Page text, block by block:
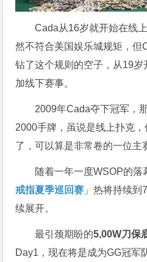
Cada从16岁就开始在线
然不符合美国娱乐城规矩，但
钻了这个规则的空子，从19
加线下赛事。
2009年Cada夺下冠军，
2000手牌，虽说是线上扑克
了，可以算是非常卷的一位主
随着一年一度WSOP的落
戒指夏季巡回赛 」热将持续
续展开。
最引颈期盼的5,00W刀保
Day1，现在将是成为GG冠军